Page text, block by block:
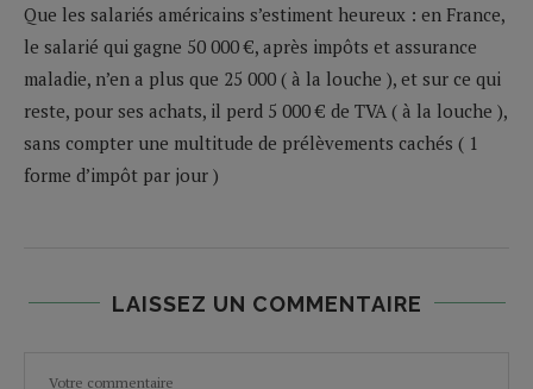
Que les salariés américains s’estiment heureux : en France,
le salarié qui gagne 50 000 €, après impôts et assurance
maladie, n’en a plus que 25 000 ( à la louche ), et sur ce qui
reste, pour ses achats, il perd 5 000 € de TVA ( à la louche ),
sans compter une multitude de prélèvements cachés ( 1
forme d’impôt par jour )
LAISSEZ UN COMMENTAIRE